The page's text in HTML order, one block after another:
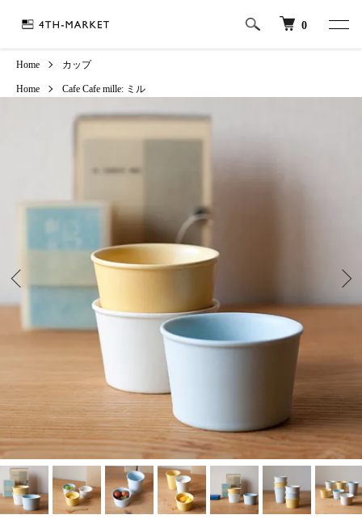
0
Home カップ
Home Cafe Cafe mille: ミル